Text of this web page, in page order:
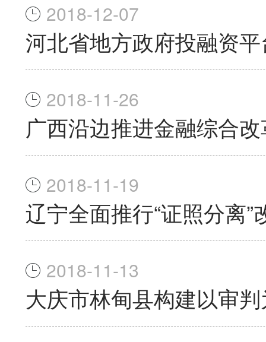
2018-12-07
河北省地方政府投融资
2018-11-26
广西沿边推进金融综合
2018-11-19
辽宁全面推行“证照分离”
2018-11-13
大庆市林甸县构建以审